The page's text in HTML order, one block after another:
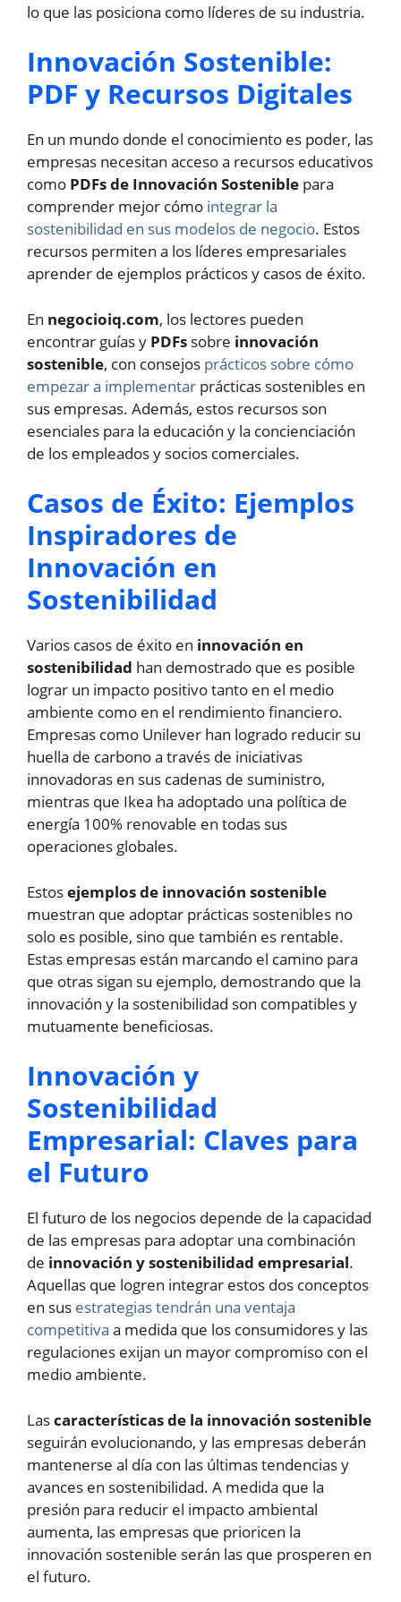
lo que las posiciona como líderes de su industria.
Innovación Sostenible:
PDF y Recursos Digitales
En un mundo donde el conocimiento es poder, las
empresas necesitan acceso a recursos educativos
como PDFs de Innovación Sostenible para
comprender mejor cómo integrar la
sostenibilidad en sus modelos de negocio. Estos
recursos permiten a los líderes empresariales
aprender de ejemplos prácticos y casos de éxito.
En negocioiq.com, los lectores pueden
encontrar guías y PDFs sobre innovación
sostenible, con consejos prácticos sobre cómo
empezar a implementar prácticas sostenibles en
sus empresas. Además, estos recursos son
esenciales para la educación y la concienciación
de los empleados y socios comerciales.
Casos de Éxito: Ejemplos
Inspiradores de
Innovación en
Sostenibilidad
Varios casos de éxito en innovación en
sostenibilidad han demostrado que es posible
lograr un impacto positivo tanto en el medio
ambiente como en el rendimiento financiero.
Empresas como Unilever han logrado reducir su
huella de carbono a través de iniciativas
innovadoras en sus cadenas de suministro,
mientras que Ikea ha adoptado una política de
energía 100% renovable en todas sus
operaciones globales.
Estosejemplos de innovación sostenible
muestran que adoptar prácticas sostenibles no
solo es posible, sino que también es rentable.
Estas empresas están marcando el camino para
que otras sigan su ejemplo, demostrando que la
innovación y la sostenibilidad son compatibles y
mutuamente beneficiosas.
Innovación y
Sostenibilidad
Empresarial: Claves para
el Futuro
El futuro de los negocios depende de la capacidad
de las empresas para adoptar una combinación
de innovación y sostenibilidad empresarial.
Aquellas que logren integrar estos dos conceptos
en sus estrategias tendrán una ventaja
competitiva a medida que los consumidores y las
regulaciones exijan un mayor compromiso con el
medio ambiente.
Lascaracterísticas de la innovación sostenible
seguirán evolucionando, y las empresas deberán
mantenerse al día con las últimas tendencias y
avances en sostenibilidad. A medida que la
presión para reducir el impacto ambiental
aumenta, las empresas que prioricen la
innovación sostenible serán las que prosperen en
el futuro.